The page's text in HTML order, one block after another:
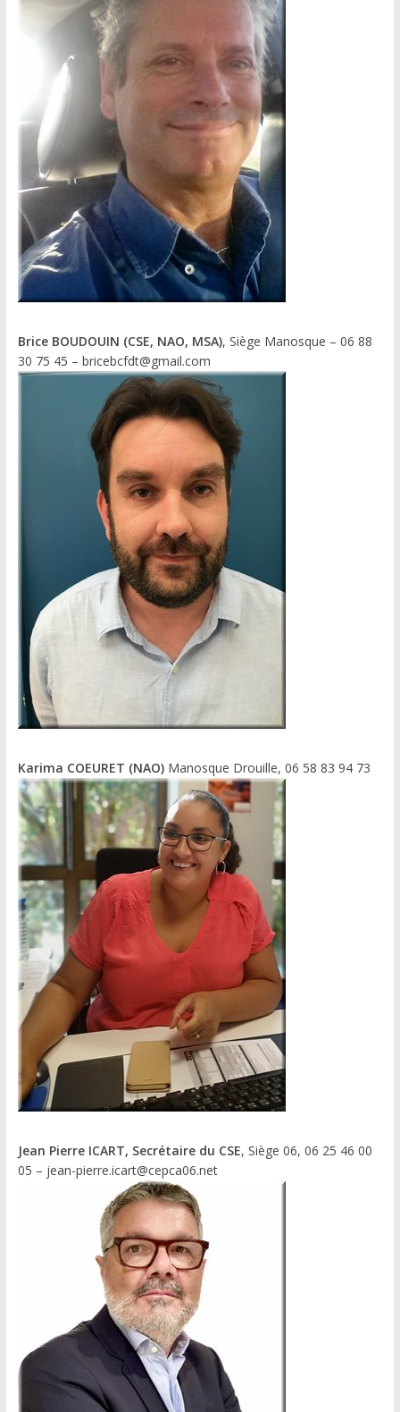
Brice BOUDOUIN (CSE, NAO, MSA), Siège Manosque – 06 88
30 75 45 – bricebcfdt@gmail.com
Karima COEURET (NAO)Manosque Drouille, 06 58 83 94 73
Jean Pierre ICART, Secrétaire du CSE, Siège 06, 06 25 46 00
05 – jean-pierre.icart@cepca06.net